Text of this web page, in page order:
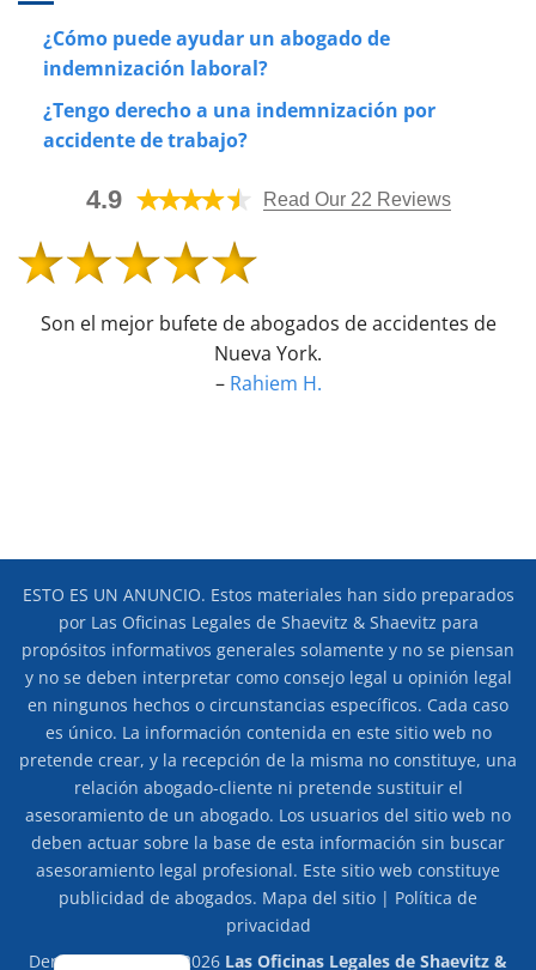
¿Cómo puede ayudar un abogado de
indemnización laboral?
¿Tengo derecho a una indemnización por
accidente de trabajo?
4.9 Read Our 22 Reviews
Son el mejor bufete de abogados de accidentes de
Nueva York.
– Rahiem H.
ESTO ES UN ANUNCIO. Estos materiales han sido preparados
por Las Oficinas Legales de Shaevitz & Shaevitz para
propósitos informativos generales solamente y no se piensan
y no se deben interpretar como consejo legal u opinión legal
en ningunos hechos o circunstancias específicos. Cada caso
es único. La información contenida en este sitio web no
pretende crear, y la recepción de la misma no constituye, una
relación abogado-cliente ni pretende sustituir el
asesoramiento de un abogado. Los usuarios del sitio web no
deben actuar sobre la base de esta información sin buscar
asesoramiento legal profesional. Este sitio web constituye
publicidad de abogados. Mapa del sitio | Política de
privacidad
Derechos de autor 2026 Las Oficinas Legales de Shaevitz &